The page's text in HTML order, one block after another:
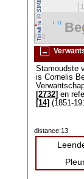
1800
Stamoudste
is Cornelis
[2732] en
[14] (1851-
distance:13